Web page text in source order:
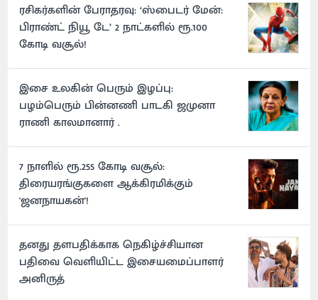
ரசிகர்களின் பேராதரவு: ‘ஸ்பைடர் மேன்:
பிராண்ட் நியூ டே’ 2 நாட்களில் ரூ.100
கோடி வசூல்!
இசை உலகின் பெரும் இழப்பு:
பழம்பெரும் பின்னணி பாடகி ஜமுனா
ராணி காலமானார் .
7 நாளில் ரூ.255 கோடி வசூல்:
திரையரங்குகளை ஆக்கிரமிக்கும்
'ஜனநாயகன்'!
தனது தளபதிக்காக நெகிழ்ச்சியான
பதிவை வெளியிட்ட இசையமைப்பாளர்
அனிருத்